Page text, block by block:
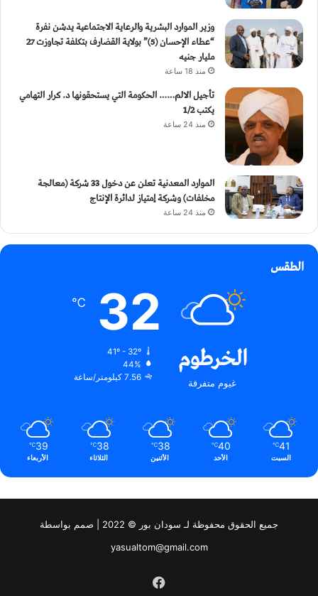
وزير الموارد البشرية والرعاية الاجتماعية يدشن نفرة
“عطاء الإحسان (5)” بولاية القضارف بتكلفة تجاوزت 27
مليار جنيه
منذ 18 ساعة
تأجيل الالم…… الحكومة التي يستحقونها د. كرار التهامي
يكتب 1/2
منذ 24 ساعة
الموارد المعدنية تعلن عن دخول 33 شركة (معالجة
مخلفات) وشركة إمتياز لدائرة الإنتاج
منذ 24 ساعة
الطقس
الخرطوم
غيوم متفرقة
32
℃
41º - 32º
44%
7.56 كيلومتر/ساعة
41
℃
السبت
40
℃
الأحد
38
℃
الأثنين
38
℃
الثلاثاء
39
℃
الأربعاء
جميع الحقوق محفوظة لـ سودان بور © 2022 | صمم بواسطة
yasualtom@gmail.com